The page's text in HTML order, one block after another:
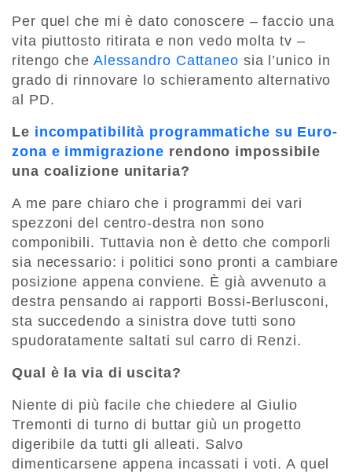
Per quel che mi è dato conoscere – faccio una
vita piuttosto ritirata e non vedo molta tv –
ritengo che Alessandro Cattaneo sia l’unico in
grado di rinnovare lo schieramento alternativo
al PD.
Le incompatibilità programmatiche su Euro-
zona e immigrazione rendono impossibile
una coalizione unitaria?
A me pare chiaro che i programmi dei vari
spezzoni del centro-destra non sono
componibili. Tuttavia non è detto che comporli
sia necessario: i politici sono pronti a cambiare
posizione appena conviene. È già avvenuto a
destra pensando ai rapporti Bossi-Berlusconi,
sta succedendo a sinistra dove tutti sono
spudoratamente saltati sul carro di Renzi.
Qual è la via di uscita?
Niente di più facile che chiedere al Giulio
Tremonti di turno di buttar giù un progetto
digeribile da tutti gli alleati. Salvo
dimenticarsene appena incassati i voti. A quel